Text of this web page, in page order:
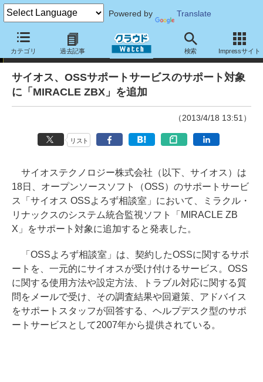
Powered by Translate
カテゴリ 過去記事 検索 Impressサイト
ニュース
サイオス、OSSサポートサービスのサポート対象
に「MIRACLE ZBX」を追加
（2013/4/18 13:51）
リスト
サイオステクノロジー株式会社（以下、サイオス）は
18日、オープンソースソフト（OSS）のサポートサービ
ス「サイオス OSSよろず相談室」において、ミラクル・
リナックスのシステム統合監視ソフト「MIRACLE ZB
X」をサポート対象に追加すると発表した。
「OSSよろず相談室」は、契約したOSSに関するサポ
ートを、一元的にサイオスが受け付けるサービス。OSS
に関する使用方法や設定方法、トラブル対応に関する質
問をメールで受け、その調査結果や回避策、アドバイス
をサポートスタッフが回答する、ヘルプデスク型のサポ
ートサービスとして2007年から提供されている。